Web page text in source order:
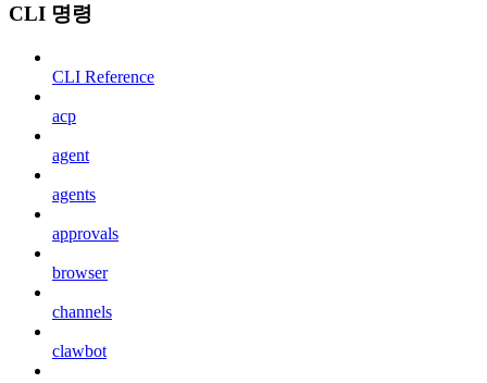
CLI 명령
CLI Reference
acp
agent
agents
approvals
browser
channels
clawbot